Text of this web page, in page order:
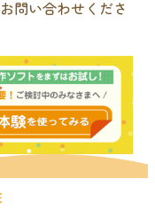
問い合わせくださ